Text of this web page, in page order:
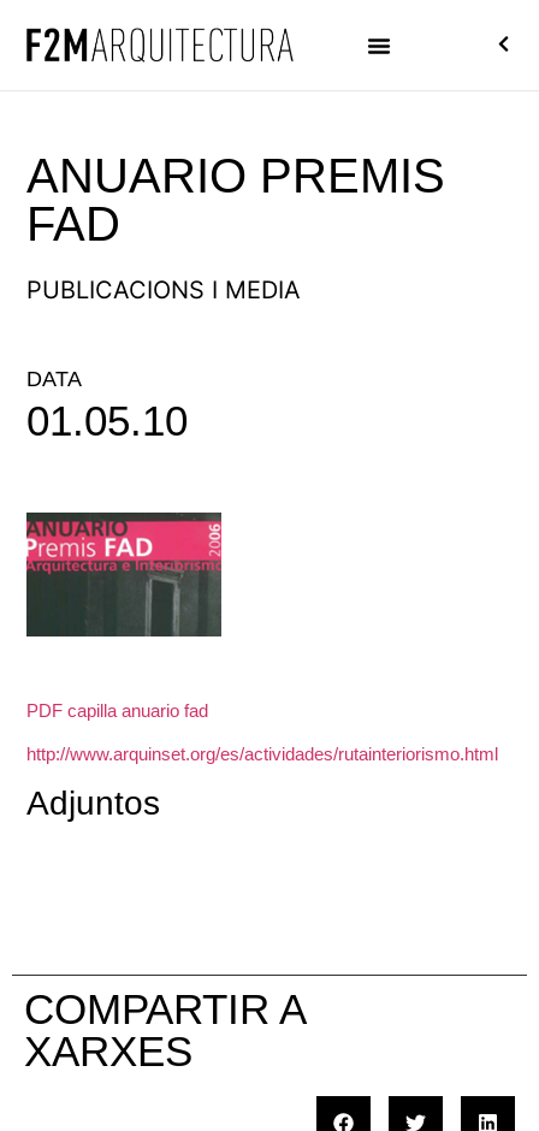
ANUARIO PREMIS
FAD
PUBLICACIONS I MEDIA
DATA
01.05.10
PDF capilla anuario fad
http://www.arquinset.org/es/actividades/rutainteriorismo.html
Adjuntos
COMPARTIR A
XARXES